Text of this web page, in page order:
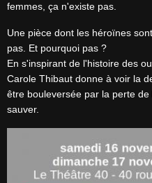
femmes, ça n'existe pas.
Une pièce dont les héroïnes
pas. Et pourquoi pas ?
En s'inspirant de l'histoire des
Carole Thibaut donne à voir la
être bouleversée par la perte
sauver.